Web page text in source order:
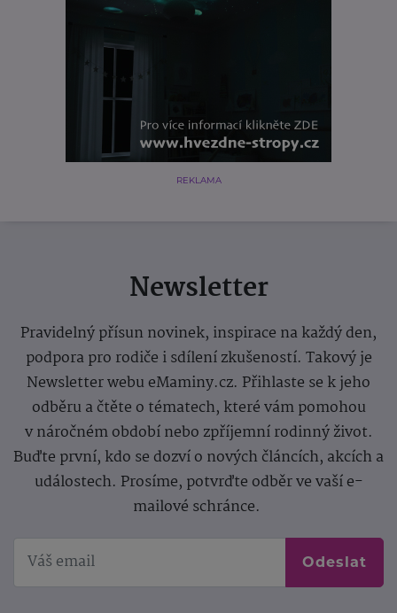
REKLAMA
Newsletter
Pravidelný přísun novinek, inspirace na každý den,
podpora pro rodiče i sdílení zkušeností. Takový je
Newsletter webu eMaminy.cz. Přihlaste se k jeho
odběru a čtěte o tématech, které vám pomohou
v náročném období nebo zpříjemní rodinný život.
Buďte první, kdo se dozví o nových článcích, akcích a
událostech. Prosíme, potvrďte odběr ve vaší e-
mailové schránce.
Odeslat